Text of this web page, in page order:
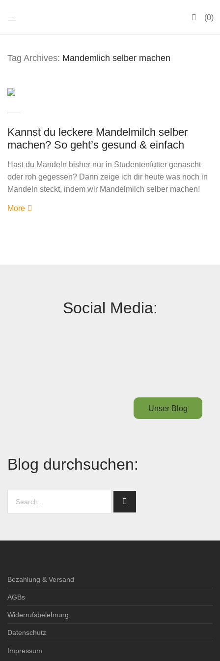
0
Tag Archives: Mandemlich selber machen
Kannst du leckere Mandelmilch selber
machen? So geht’s gesund & einfach
Hast du Mandeln bisher nur in Studentenfutter genascht
oder roh gegessen? Dann zeige ich dir heute was noch in
Mandeln steckt, indem wir Mandelmilch selber machen!
More
Social Media:
Unser Blog
Blog durchsuchen:
Bezahlung & Versand
AGBs
Widerrufsbelehrung
Datenschutz
Impressum